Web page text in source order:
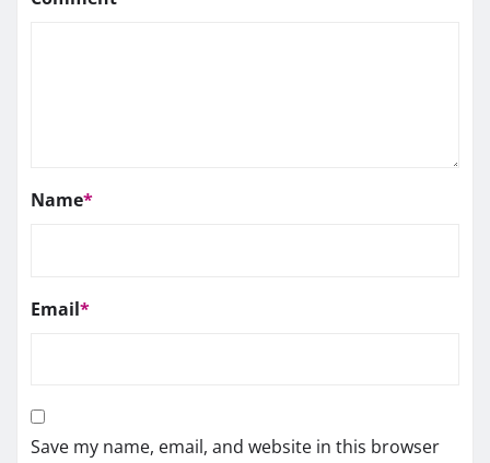
Name*
Email*
Save my name, email, and website in this browser